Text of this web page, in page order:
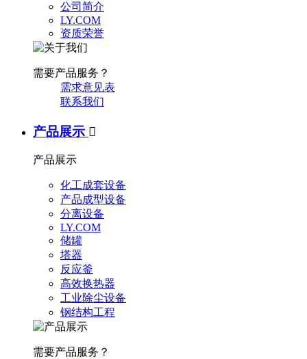
公司简介
LY.COM
资质荣誉
需要产品服务？
需求意见表
联系我们
产品展示 
产品展示
化工成套设备
产品成型设备
分离设备
LY.COM
储罐
塔器
反应釜
高效换热器
工业除尘设备
钢结构工程
需要产品服务？